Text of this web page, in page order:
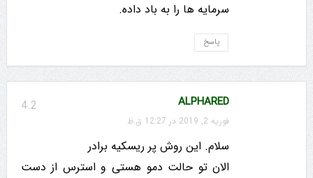
سرمایه ها را به باد داده.
پاسخ
4.2 ALPHARED
فوریه 2, 2019 در 12:27 ق.ظ
سلام. این روش پر ریسکیه برادر
الان تو حالت دمو هستی و استرس از دست